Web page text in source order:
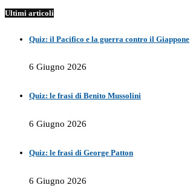
Ultimi articoli
Quiz: il Pacifico e la guerra contro il Giappone
6 Giugno 2026
Quiz: le frasi di Benito Mussolini
6 Giugno 2026
Quiz: le frasi di George Patton
6 Giugno 2026